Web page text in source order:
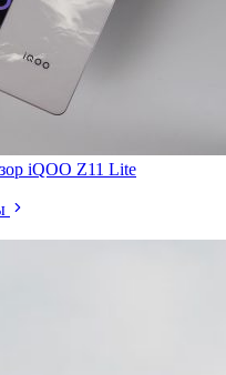
iQOO Z11 Lite